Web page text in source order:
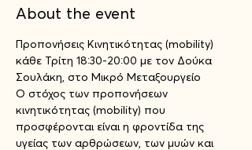
About the event
Προπονήσεις Κινητικότητας (mobility)
κάθε Τρίτη 18:30-20:00 με τον Δούκα
Σουλάκη, στο Μικρό Μεταξουργείο
Ο στόχος των προπονήσεων
κινητικότητας (mobility) που
προσφέρονται είναι η φροντίδα της
υγείας των αρθρώσεων, των μυών και